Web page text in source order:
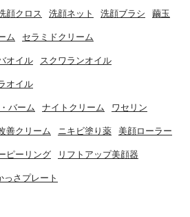
顔クロス 洗顔ネット 洗顔ブラシ 繭玉
ム セラミドクリーム
オイル スクワランオイル
オイル
バーム ナイトクリーム ワセリン
善クリーム ニキビ塗り薬 美顔ローラー
ピーリング リフトアップ美顔器
っさプレート